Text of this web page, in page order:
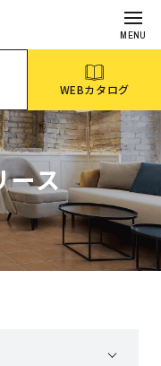
MENU
WEBカタログ
ース